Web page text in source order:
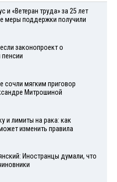
и «Ветеран труда» за 25 лет
меры поддержки получили
законопроект о
сочли мягким приговор
Митрошиной
и лимиты на рака: как
изменить правила
Иностранцы думали, что